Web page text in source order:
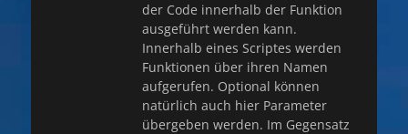
der Code innerhalb der Funktion
ausgeführt werden kann.
Innerhalb eines Scriptes werden
Funktionen über ihren Namen
aufgerufen. Optional können
natürlich auch hier Parameter
übergeben werden. Im Gegensatz